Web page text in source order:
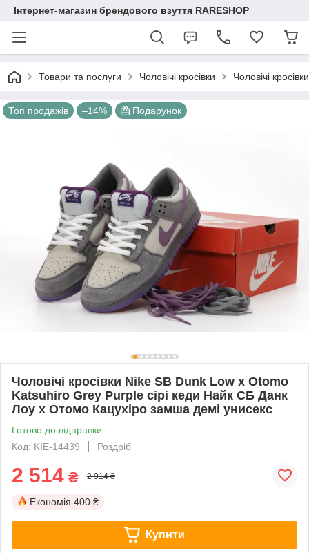
Інтернет-магазин брендового взуття RARESHOP
Товари та послуги Чоловічі кросівки Чоловічі
Топ продажів –14% Подарунок
Чоловічі кросівки Nike SB Dunk Low x Otomo
Katsuhiro Grey Purple сірі кеди Найк СБ Данк
Лоу x Отомо Кацухіро замша демі унисекс
Готово до відправки
Код: KIE-14439
Роздріб
2 514 ₴ 2 914 ₴
Економія 400 ₴
Купити